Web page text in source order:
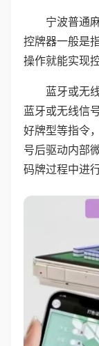
宁波普通
控牌器一般是
操作就能实现
蓝牙或无
蓝牙或无线信
好牌型等指令
号后驱动内部
码牌过程中进